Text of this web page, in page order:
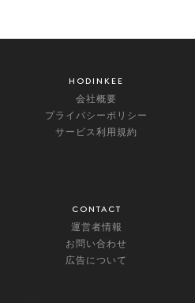
HODINKEE
会社概要
プライバシーポリシー
サービス利用規約
CONTACT
運営者情報
お問い合わせ
広告について